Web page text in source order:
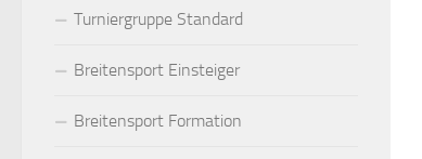
Turniergruppe Standard
Breitensport Einsteiger
Breitensport Formation